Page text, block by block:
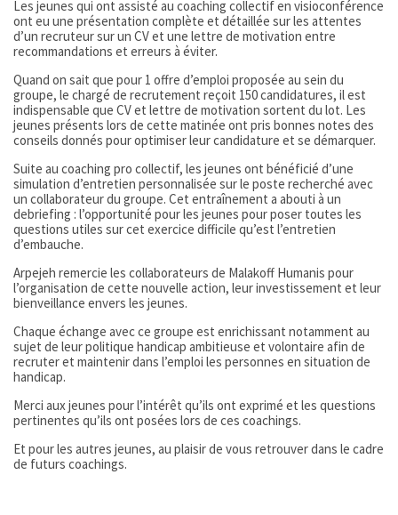
Les jeunes qui ont assisté au coaching collectif en visioconférence
ont eu une présentation complète et détaillée sur les attentes
d’un recruteur sur un CV et une lettre de motivation entre
recommandations et erreurs à éviter.
Quand on sait que pour 1 offre d’emploi proposée au sein du
groupe, le chargé de recrutement reçoit 150 candidatures, il est
indispensable que CV et lettre de motivation sortent du lot. Les
jeunes présents lors de cette matinée ont pris bonnes notes des
conseils donnés pour optimiser leur candidature et se démarquer.
Suite au coaching pro collectif, les jeunes ont bénéficié d’une
simulation d’entretien personnalisée sur le poste recherché avec
un collaborateur du groupe. Cet entraînement a abouti à un
debriefing : l’opportunité pour les jeunes pour poser toutes les
questions utiles sur cet exercice difficile qu’est l’entretien
d’embauche.
Arpejeh remercie les collaborateurs de Malakoff Humanis pour
l’organisation de cette nouvelle action, leur investissement et leur
bienveillance envers les jeunes.
Chaque échange avec ce groupe est enrichissant notamment au
sujet de leur politique handicap ambitieuse et volontaire afin de
recruter et maintenir dans l’emploi les personnes en situation de
handicap.
Merci aux jeunes pour l’intérêt qu’ils ont exprimé et les questions
pertinentes qu’ils ont posées lors de ces coachings.
Et pour les autres jeunes, au plaisir de vous retrouver dans le cadre
de futurs coachings.